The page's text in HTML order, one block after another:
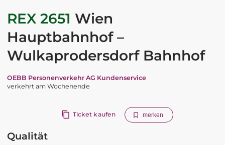
REX 2651 Wien
Hauptbahnhof –
Wulkaprodersdorf Bahnhof
OEBB Personenverkehr AG Kundenservice
verkehrt am Wochenende
Ticket kaufen merken
Qualität